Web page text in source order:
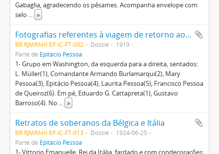
Gabaglia, agradecendo os pêsames. Acompanha envelope com
selo ... »
Fotografias referentes à viagem de retorno ao Brasil do presidente eleito, Epitácio Pessoa, ocasião em que visitou alguns países europeus e os Estados Unidos da América com sua comitiva
BR RJMRAHI EP-IC-FT-002 Dossiê
1919
Parte de Epitácio Pessoa
1- Grupo em Washington, da esquerda para a direita, sentados:
L. Müller(1), Comandante Armando Burlamarqui(2), Mary
Pessoa(3), Epitácio Pessoa(4), Laurita Pessoa(5), Francisco Pessoa
de Queiroz(6). Em pé, Eduardo G. Cattapreta(1), Gustavo
Barroso(4). No ... »
Retratos de soberanos da Bélgica e Itália
BR RJMRAHI EP-IC-FT-013 Dossiê
1924-06-25
Parte de Epitácio Pessoa
1- Vittorio Emanuelle, Rei da Itália, fardado e com condecorações;